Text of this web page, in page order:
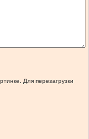
Для перезагрузки